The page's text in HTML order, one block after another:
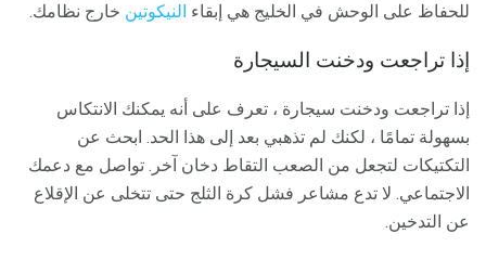
للحفاظ على الوحش في الخليج هي إبقاء النيكوتين خارج نظامك.
إذا تراجعت ودخنت السيجارة
إذا تراجعت ودخنت سيجارة ، تعرف على أنه يمكنك الانتكاس
بسهولة تمامًا ، لكنك لم تذهبي بعد إلى هذا الحد. ابحث عن
التكتيكات لتجعل من الصعب التقاط دخان آخر. تواصل مع دعمك
الاجتماعي. لا تدع مشاعر فشل كرة الثلج حتى تتخلى عن الإقلاع
عن التدخين.